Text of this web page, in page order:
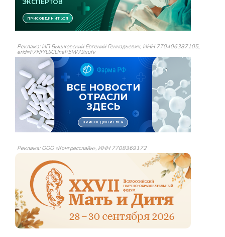
Реклама: ИП Вышковский Евгений Геннадьевич, ИНН 770406387105,
erid=F7NfYUJCUneP5W79xufv
Реклама: ООО «Конгресслайн», ИНН 7708369172